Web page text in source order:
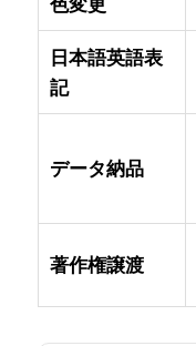
日本語英語表
記
データ納品
著作権譲渡